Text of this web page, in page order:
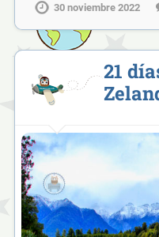
30 noviembre 2022
21